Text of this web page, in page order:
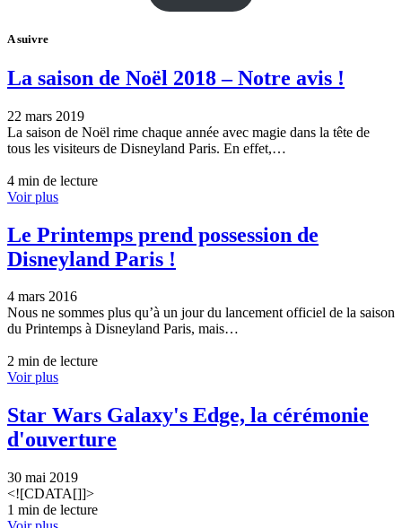
A suivre
La saison de Noël 2018 – Notre avis !
22 mars 2019
La saison de Noël rime chaque année avec magie dans la tête de
tous les visiteurs de Disneyland Paris. En effet,…
4 min de lecture
Voir plus
Le Printemps prend possession de
Disneyland Paris !
4 mars 2016
Nous ne sommes plus qu’à un jour du lancement officiel de la saison
du Printemps à Disneyland Paris, mais…
2 min de lecture
Voir plus
Star Wars Galaxy's Edge, la cérémonie
d'ouverture
30 mai 2019
<![CDATA[]]>
1 min de lecture